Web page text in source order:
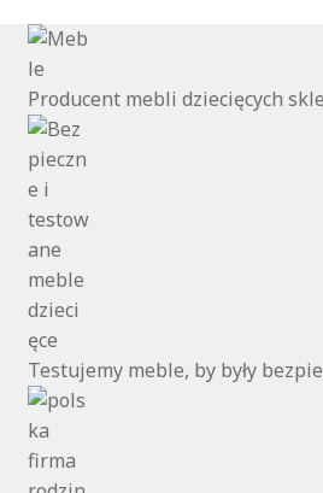
Producent mebli dziecięcych
Testujemy meble, by były